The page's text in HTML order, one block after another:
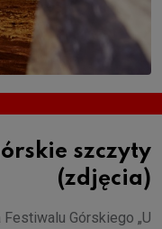
szczyty
(zdjęcia)
Górskiego „U